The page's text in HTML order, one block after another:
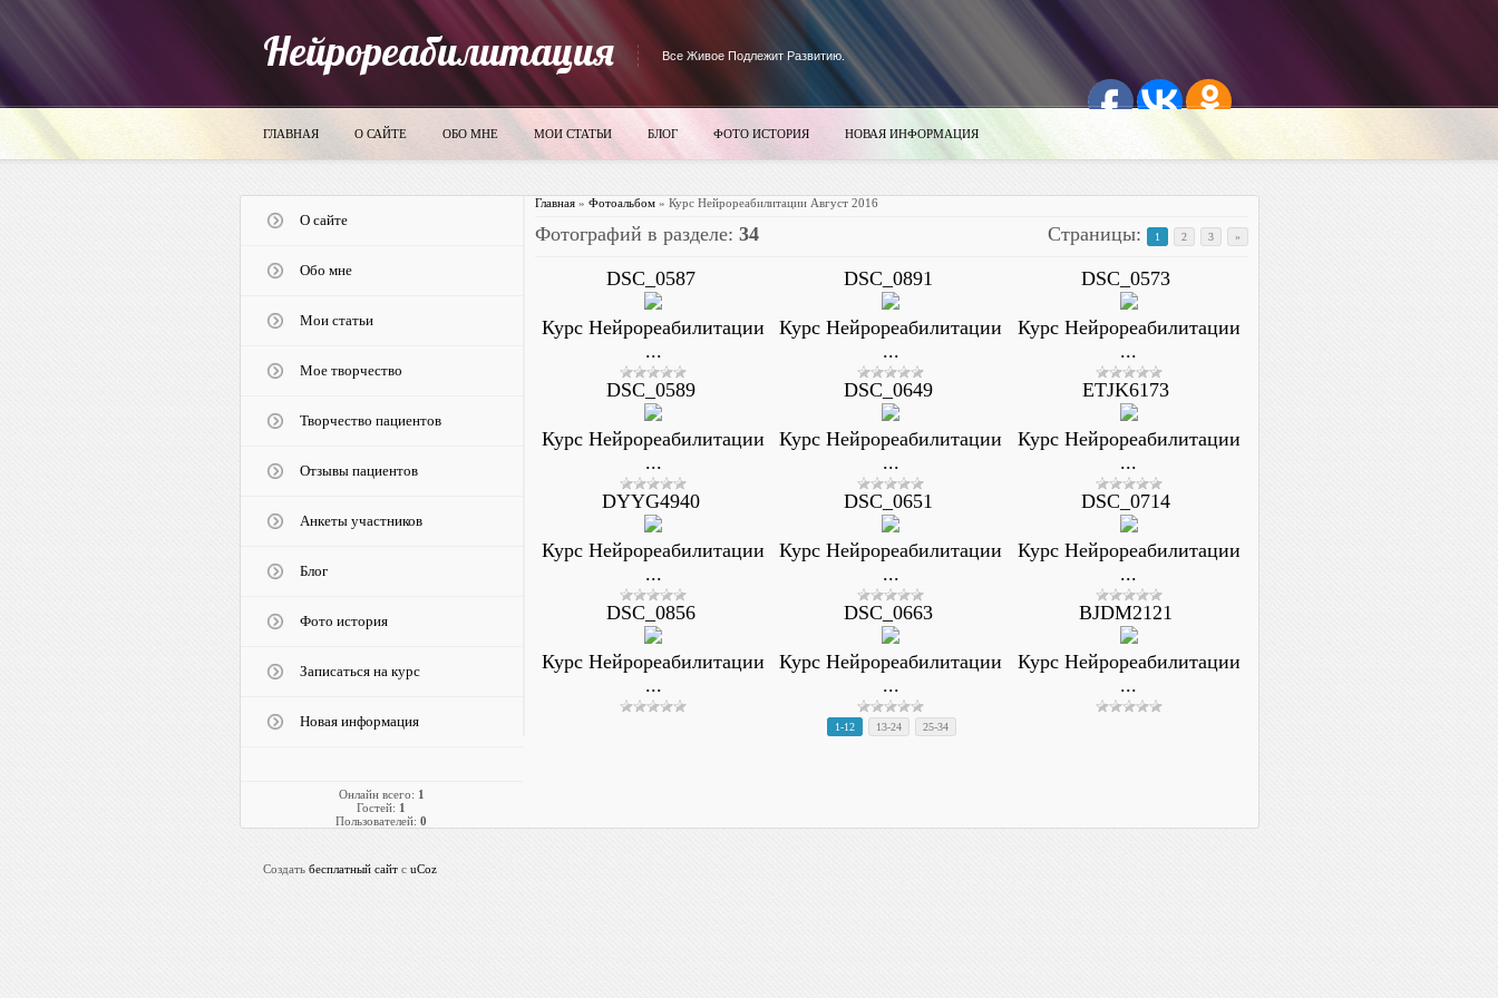
Нейрореабилитация Все Живое Подлежит Развитию.
ГЛАВНАЯ О САЙТЕ ОБО МНЕ МОИ СТАТЬИ БЛОГ ФОТО ИСТОРИЯ НОВАЯ ИНФОРМАЦИЯ
О сайте
Обо мне
Мои статьи
Мое творчество
Творчество пациентов
Отзывы пациентов
Анкеты участников
Блог
Фото история
Записаться на курс
Новая информация
Онлайн всего: 1
Гостей: 1
Пользователей: 0
Главная» Фотоальбом» Курс Нейрореабилитации Август 2016
Фотографий в разделе: 34 Страницы: 1 2 3 »
DSC_0587
Курс Нейрореабилитации
...
DSC_0891
Курс Нейрореабилитации
...
DSC_0573
Курс Нейрореабилитации
...
DSC_0589
Курс Нейрореабилитации
...
DSC_0649
Курс Нейрореабилитации
...
ETJK6173
Курс Нейрореабилитации
...
DYYG4940
Курс Нейрореабилитации
...
DSC_0651
Курс Нейрореабилитации
...
DSC_0714
Курс Нейрореабилитации
...
DSC_0856
Курс Нейрореабилитации
...
DSC_0663
Курс Нейрореабилитации
...
BJDM2121
Курс Нейрореабилитации
...
1-12 13-24 25-34
Создать бесплатный сайт с uCoz